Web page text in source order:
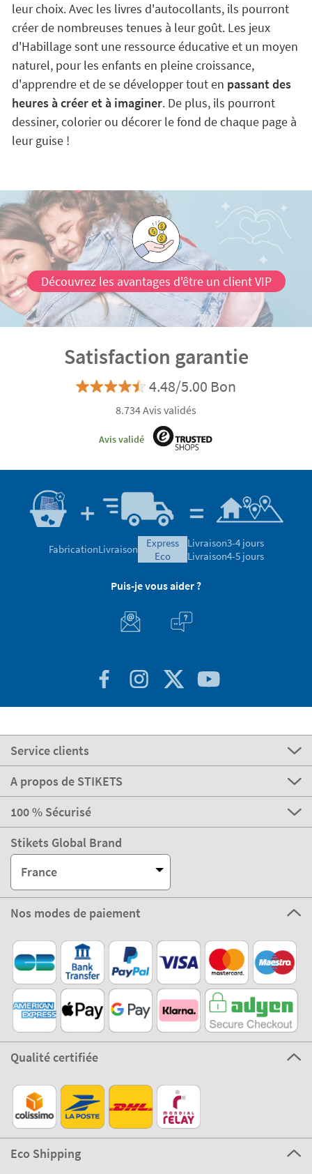
leur choix. Avec les livres d'autocollants, ils pourront
créer de nombreuses tenues à leur goût. Les jeux
d'Habillage sont une ressource éducative et un moyen
naturel, pour les enfants en pleine croissance,
d'apprendre et de se développer tout en passant des
heures à créer et à imaginer. De plus, ils pourront
dessiner, colorier ou décorer le fond de chaque page à
leur guise !
Découvrez les avantages d'être un client VIP
Satisfaction garantie
4.48/5.00 Bon
8.734 Avis validés
Avis validé
FabricationLivraison
express
eco
Livraison3-4 jours
Livraison4-5 jours
Puis-je vous aider ?
Service clients
A propos de STIKETS
100 % Sécurisé
Stikets Global Brand
France
Nos modes de paiement
Qualité certifiée
Eco Shipping